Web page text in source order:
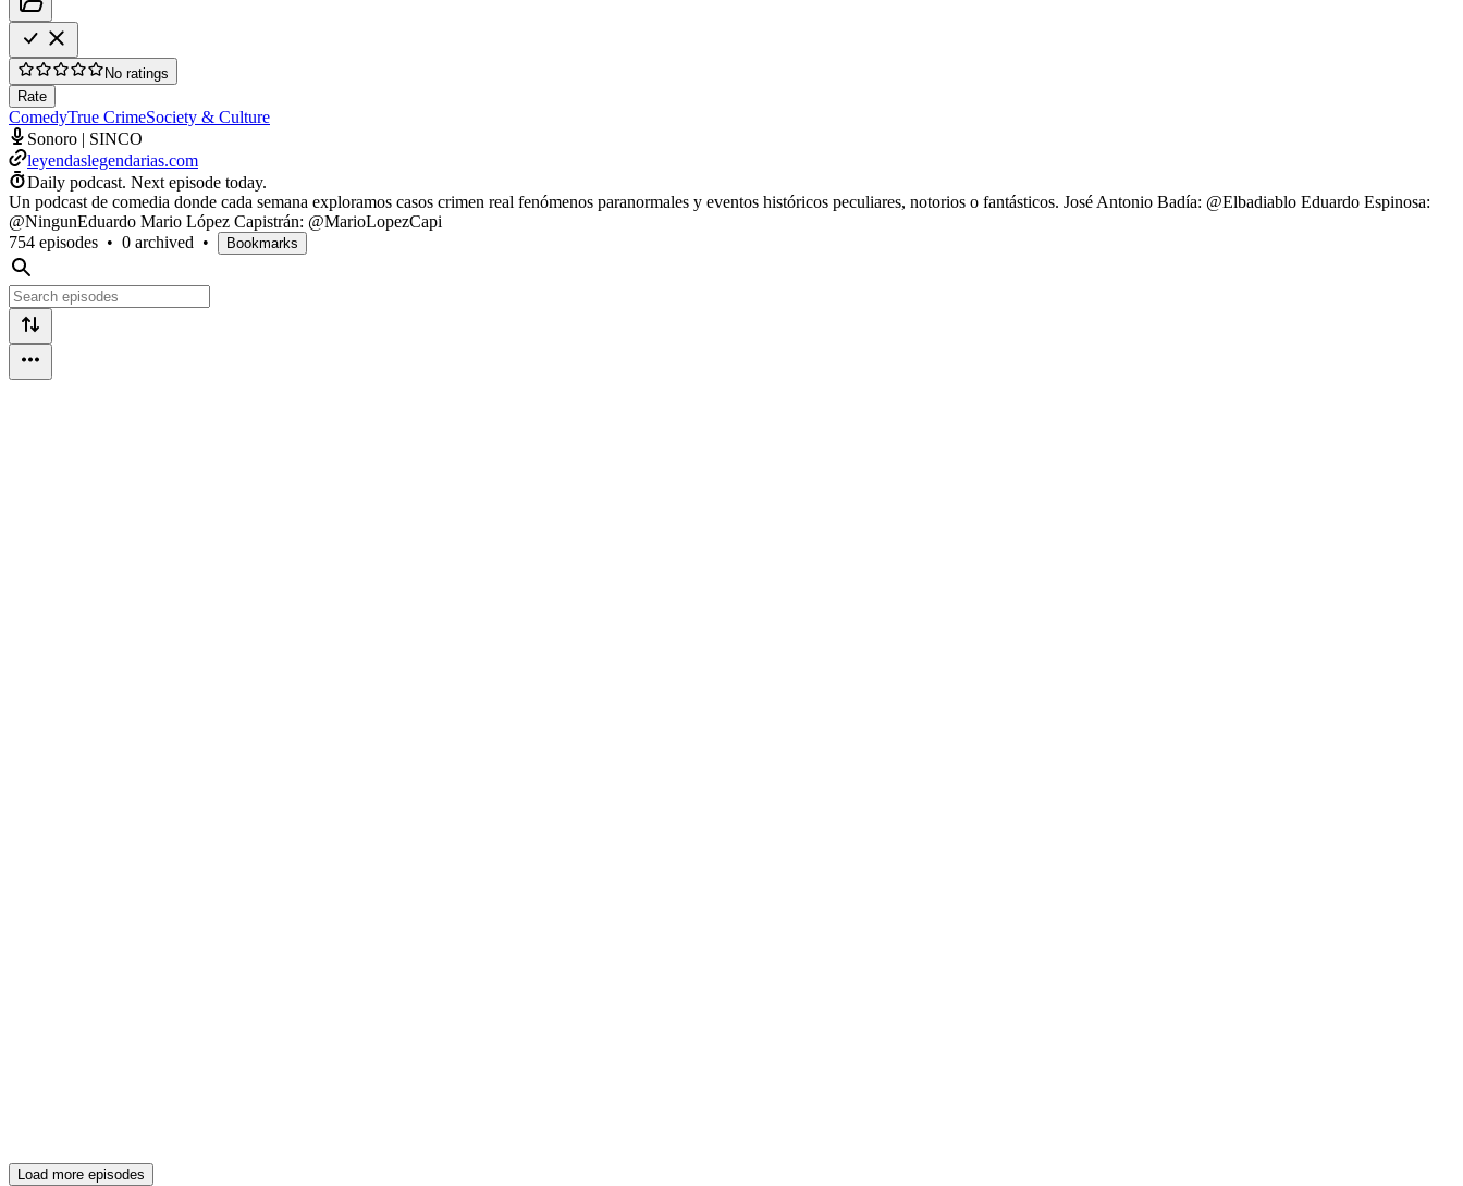
No ratings
Rate
ComedyTrue CrimeSociety & Culture
Sonoro | SINCO
leyendaslegendarias.com
Daily podcast. Next episode today.
Un podcast de comedia donde cada semana exploramos casos crimen real fenómenos paranormales y eventos históricos peculiares, notorios o fantásticos. José Antonio Badía: @Elbadiablo Eduardo Espinosa:
@NingunEduardo Mario López Capistrán: @MarioLopezCapi
754 episodes • 0 archived • Bookmarks
Load more episodes